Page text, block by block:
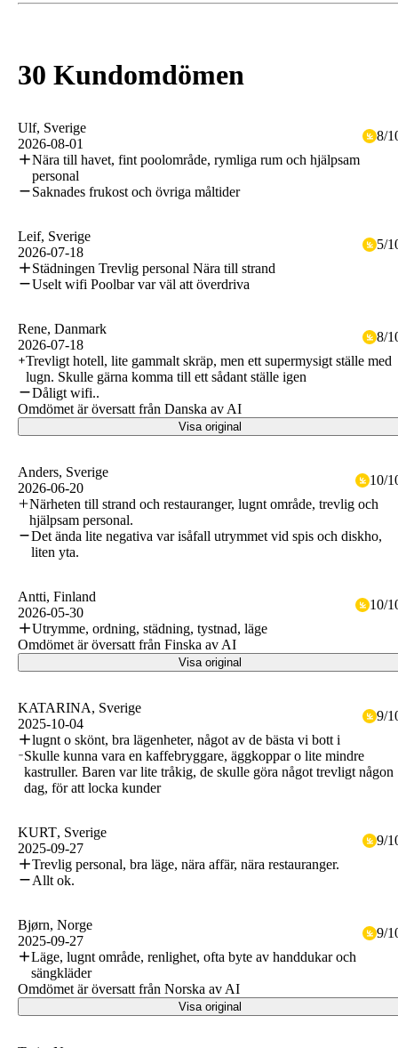
30 Kundomdömen
Ulf, Sverige
2026-08-01
8/
Nära till havet, fint poolområde, rymliga rum och hjälpsam
personal
Saknades frukost och övriga måltider
Leif, Sverige
2026-07-18
5/
Städningen Trevlig personal Nära till strand
Uselt wifi Poolbar var väl att överdriva
Rene, Danmark
2026-07-18
8/
Trevligt hotell, lite gammalt skräp, men ett supermysigt ställe med
lugn. Skulle gärna komma till ett sådant ställe igen
Dåligt wifi..
Omdömet är översatt från Danska av AI
Visa original
Anders, Sverige
2026-06-20
10/
Närheten till strand och restauranger, lugnt område, trevlig och
hjälpsam personal.
Det ända lite negativa var isåfall utrymmet vid spis och diskho,
liten yta.
Antti, Finland
2026-05-30
10/
Utrymme, ordning, städning, tystnad, läge
Omdömet är översatt från Finska av AI
Visa original
KATARINA, Sverige
2025-10-04
9/
lugnt o skönt, bra lägenheter, något av de bästa vi bott i
Skulle kunna vara en kaffebryggare, äggkoppar o lite mindre
kastruller. Baren var lite tråkig, de skulle göra något trevligt någon
dag, för att locka kunder
KURT, Sverige
2025-09-27
9/
Trevlig personal, bra läge, nära affär, nära restauranger.
Allt ok.
Bjørn, Norge
2025-09-27
9/
Läge, lugnt område, renlighet, ofta byte av handdukar och
sängkläder
Omdömet är översatt från Norska av AI
Visa original